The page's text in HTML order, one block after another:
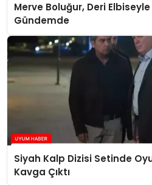
Merve Boluğur, Deri
Gündemde
Siyah Kalp Dizisi Setinde
Kavga Çıktı